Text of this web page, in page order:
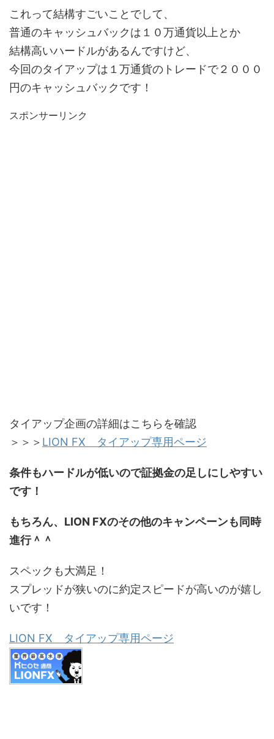
これって結構すごいことでして、
普通のキャッシュバックは１０万通貨以上とか
結構高いハードルがあるんですけど、
今回のタイアップは１万通貨のトレードで２０００
円のキャッシュバックです！
スポンサーリンク
タイアップ企画の詳細はこちらを確認
＞＞＞ LION FX タイアップ専用ページ
条件もハードルが低いので証拠金の足しにしやすい
です！
もちろん、LION FXのその他のキャンペーンも同時
進行＾＾
スペックも大満足！
スプレッドが狭いのに約定スピードが高いのが嬉し
いです！
LION FX タイアップ専用ページ